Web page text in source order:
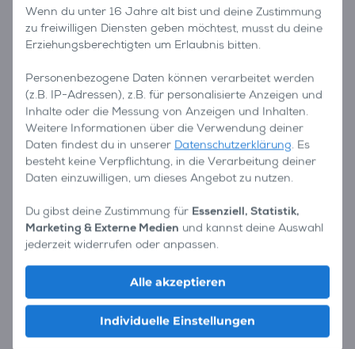
Wenn du unter 16 Jahre alt bist und deine Zustimmung
zu freiwilligen Diensten geben möchtest, musst du deine
Erziehungsberechtigten um Erlaubnis bitten.
Personenbezogene Daten können verarbeitet werden
(z.B. IP-Adressen), z.B. für personalisierte Anzeigen und
Inhalte oder die Messung von Anzeigen und Inhalten.
Weitere Informationen über die Verwendung deiner
Daten findest du in unserer Datenschutzerklärung. Es
besteht keine Verpflichtung, in die Verarbeitung deiner
Daten einzuwilligen, um dieses Angebot zu nutzen.
Du gibst deine Zustimmung für Essenziell, Statistik,
Marketing & Externe Medien und kannst deine Auswahl
jederzeit widerrufen oder anpassen.
Individuelle Einstellungen
Alle akzeptieren